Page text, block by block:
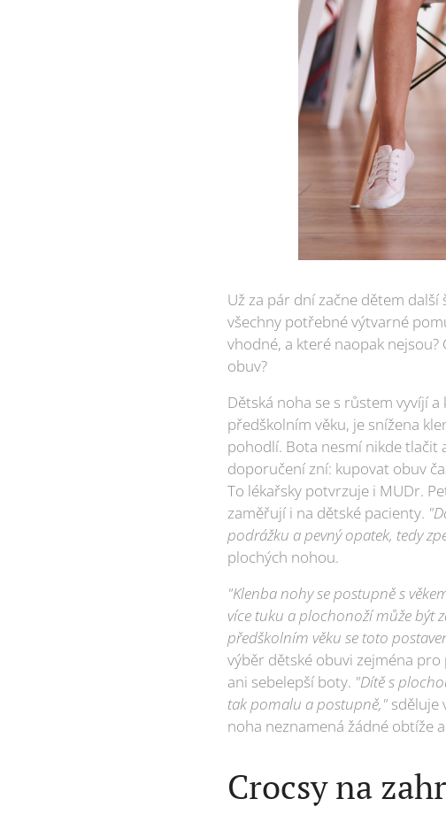
Už za pár dní začne dětem
všechny potřebné výtvarné
vhodné, a které naopak
obuv?
Dětská noha se s růstem vyvíjí
předškolním věku, je snížena
pohodlí. Bota nesmí nikde tlačit
doporučení zní: kupovat obuv
To lékařsky potvrzuje i MUDr.
zaměřují i na dětské pacienty.
podrážku a pevný opatek, tedy
plochých nohou.
"Klenba nohy se postupně s
více tuku a plochonoží může být
předškolním věku se toto
výběr dětské obuvi zejména
ani sebelepší boty. "Dítě s
tak pomalu a postupně," sděluje
noha neznamená žádné obtíže
Crocsy na